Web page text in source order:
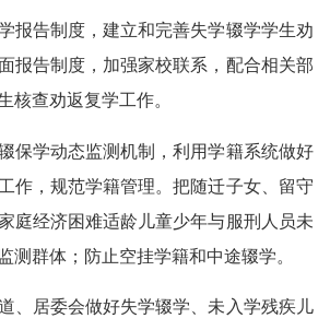
告制度，建立和完善失学辍学学生劝
报告制度，加强家校联系，配合相关部
核查劝返复学工作。
学动态监测机制，利用学籍系统做好
作，规范学籍管理。把随迁子女、留守
庭经济困难适龄儿童少年与服刑人员未
测群体；防止空挂学籍和中途辍学。
居委会做好失学辍学、未入学残疾儿